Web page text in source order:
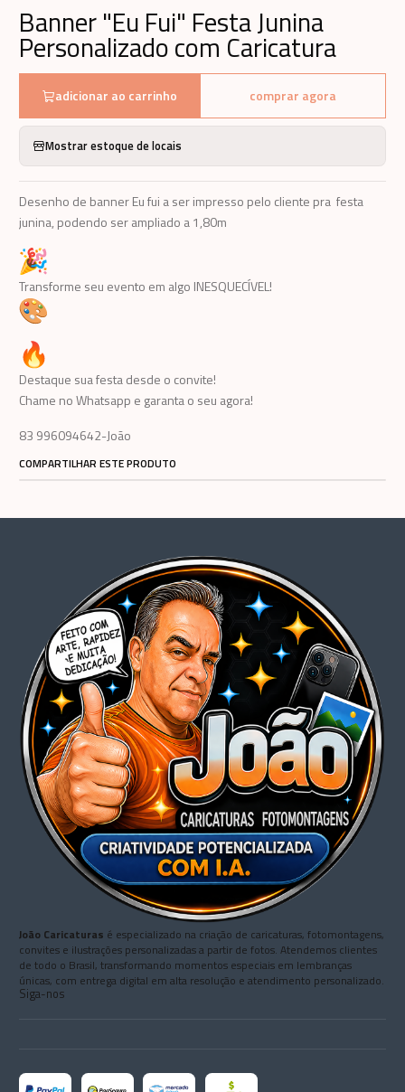
Banner "Eu Fui" Festa Junina
Personalizado com Caricatura
adicionar ao carrinho comprar agora
Mostrar estoque de locais
Desenho de banner Eu fui a ser impresso pelo cliente pra festa
junina, podendo ser ampliado a 1,80m
Transforme seu evento em algo INESQUECÍVEL!
Destaque sua festa desde o convite!
Chame no Whatsapp e garanta o seu agora!
83 996094642-João
COMPARTILHAR ESTE PRODUTO
João Caricaturas é especializado na criação de caricaturas, fotomontagens,
convites e ilustrações personalizadas a partir de fotos. Atendemos clientes
de todo o Brasil, transformando momentos especiais em lembranças
únicas, com entrega digital em alta resolução e atendimento personalizado.
Siga-nos